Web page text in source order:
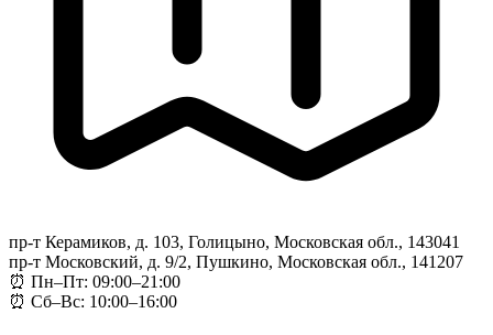
пр-т Керамиков, д. 103, Голицыно, Московская обл., 143041
пр-т Московский, д. 9/2, Пушкино, Московская обл., 141207
⏰ Пн–Пт: 09:00–21:00
⏰ Сб–Вс: 10:00–16:00